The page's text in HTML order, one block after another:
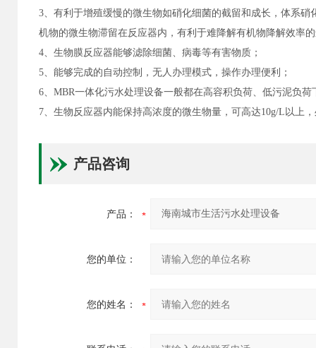
3、有利于增殖缓慢的微生物如硝化细菌的截留和成长，体系
机物的微生物滞留在反应器内，有利于难降解有机物降解效率
4、生物膜反应器能够滤除细菌、病毒等有害物质；
5、能够完成的自动控制，无人办理模式，操作办理便利；
6、MBR一体化污水处理设备一般都在高容积负荷、低污泥负
7、生物反应器内能保持高浓度的微生物量，可高达10g/L以上
产品咨询
产品：
您的单位：
您的姓名：